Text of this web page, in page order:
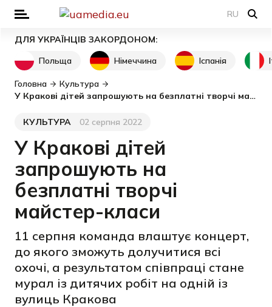
RU
ДЛЯ УКРАЇНЦІВ ЗАКОРДОНОМ:
Польща
Німеччина Іспанія
Головна
Культура
У Кракові дітей запрошують на безплатні творчі майстер-класи
Категорія
КУЛЬТУРА
Дата публікації02 серпня 2022
У Кракові дітей
запрошують на
безплатні творчі
майстер-класи
11 серпня команда влаштує концерт,
до якого зможуть долучитися всі
охочі, а результатом співпраці стане
мурал із дитячих робіт на одній із
вулиць Кракова